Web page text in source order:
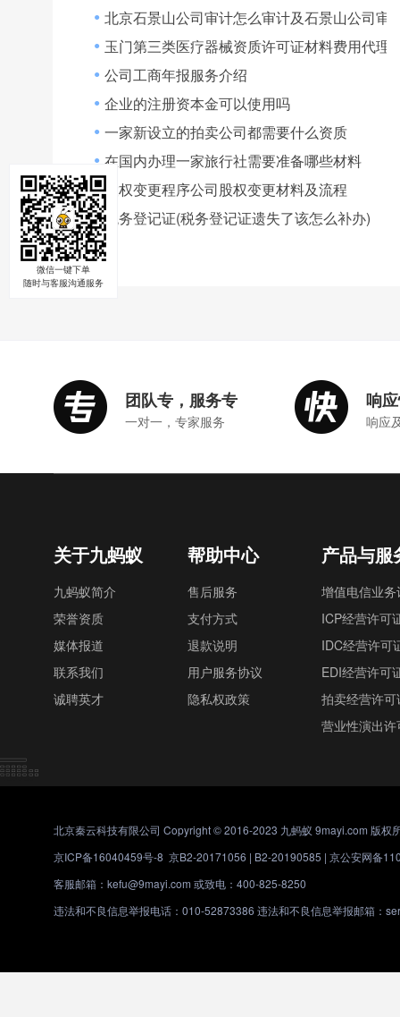
● 北京石景山公司审计怎么审计及石景山公司审
● 玉门第三类医疗器械资质许可证材料费用代理,
● 公司工商年报服务介绍
● 企业的注册资本金可以使用吗
● 一家新设立的拍卖公司都需要什么资质
● 在国内办理一家旅行社需要准备哪些材料
● 股权变更程序公司股权变更材料及流程
● 税务登记证(税务登记证遗失了该怎么补办)
团队专，服务专
一对一，专家服务
响
响应
关于九蚂蚁
九蚂蚁简介
荣誉资质
媒体报道
联系我们
诚聘英才
帮助中心
售后服务
支付方式
退款说明
用户服务协议
隐私权政策
产品与服
增值电信业
ICP经营许可
IDC经营许可
EDI经营许可
拍卖经营许可
营业性演出许
北京秦云科技有限公司 Copyright © 2016-2023 九蚂蚁 9mayi.com 版权
京ICP备16040459号-8 京B2-20171056 | B2-20190585 | 京公安网备
客服邮箱：kefu@9mayi.com 或致电：400-825-8250
违法和不良信息举报电话：010-52873386 违法和不良信息举报邮箱：
微信一键下单
随时与客服沟通服务